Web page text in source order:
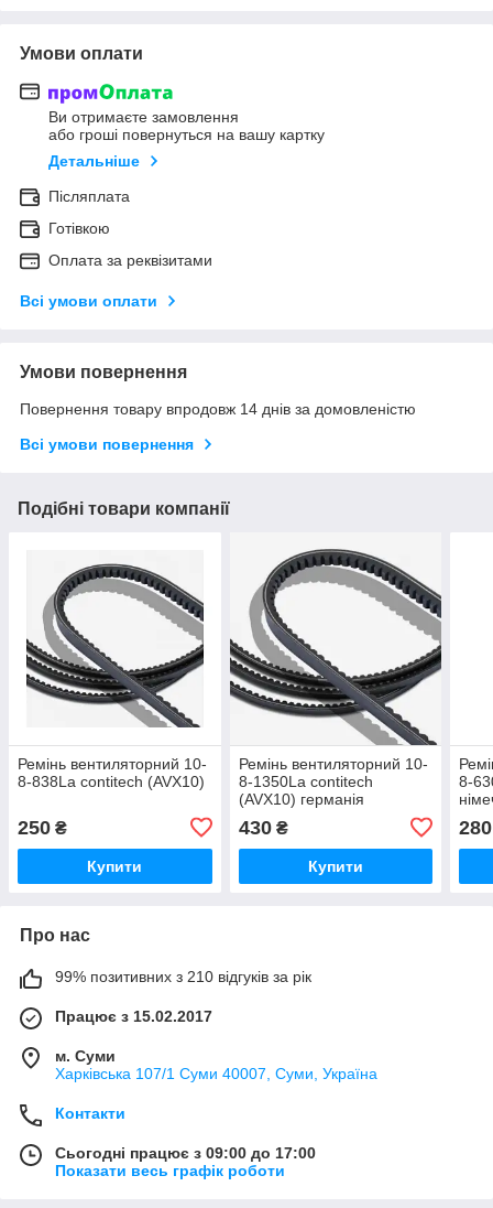
Умови оплати
Ви отримаєте замовлення
або гроші повернуться на вашу картку
Детальніше
Післяплата
Готівкою
Оплата за реквізитами
Всі умови оплати
Умови повернення
Повернення товару впродовж 14 днів за домовленістю
Всі умови повернення
Подібні товари компанії
Ремінь вентиляторний 10-
8-838La contitech (AVX10)
250 ₴
Купити
Ремінь вентиляторний 10-
8-1350La contitech
(AVX10) германія
430₴
Купити
8-
280
Про нас
99% позитивних з 210 відгуків за рік
Працює з 15.02.2017
м. Суми
Харківська 107/1 Суми 40007, Суми, Україна
Контакти
Сьогодні працює з 09:00 до 17:00
Показати весь графік роботи